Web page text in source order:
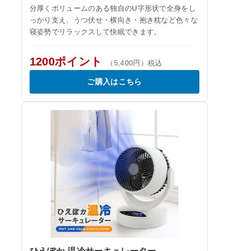
分厚くボリュームのある独自のU字形状で全身をし
っかり支え、うつ伏せ・横向き・抱き枕など色々な
寝姿勢でリラックスして快眠できます。
1200ポイント （5,400円）税込
ご購入はこちら